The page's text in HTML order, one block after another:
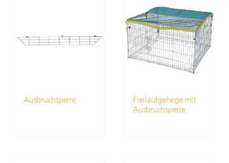
Ausbruchsperre
Freilaufgehege mit
Ausbruchsperre